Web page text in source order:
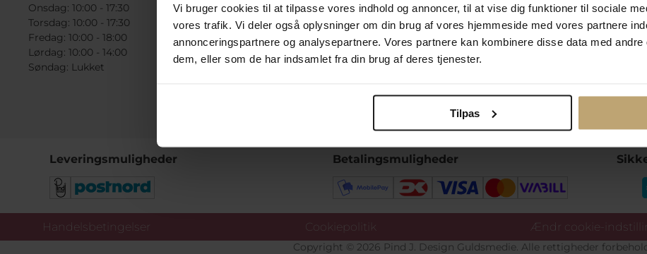
Vi bruger cookies til at tilpasse vores indhold og annoncer, til at vise dig funktioner til sociale
vores trafik. Vi deler også oplysninger om din brug af vores hjemmeside med vores partnere
annonceringspartnere og analysepartnere. Vores partnere kan kombinere disse data med
dem, eller som de har indsamlet fra din brug af deres tjenester.
Tilpas
Onsdag: 10:00 - 17:30
Torsdag: 10:00 - 17:30
Fredag: 10:00 - 18:00
Lørdag: 10:00 - 14:00
Søndag: Lukket
Leveringsmuligheder Betalingsmuligheder
Handelsbetingelser Cookiepolitik Ændr cookie-
Copyright © 2026 Pind J. Design Guldsmedie. Alle rettigheder